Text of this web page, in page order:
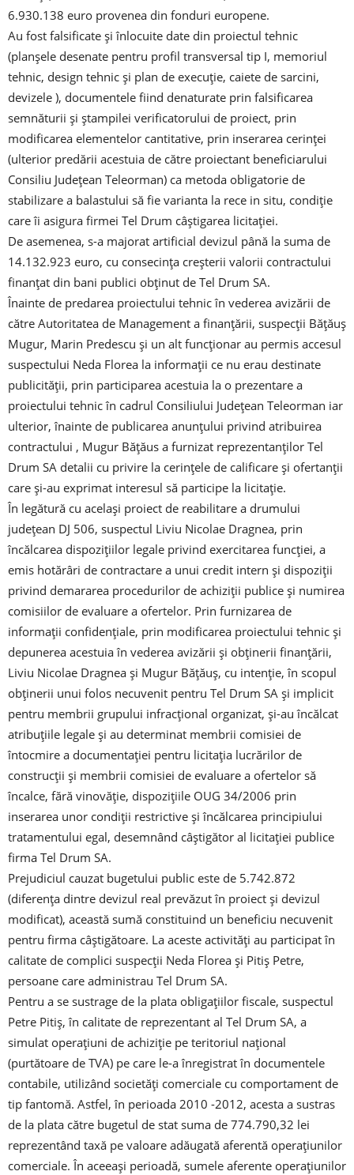
6.930.138 euro provenea din fonduri europene.
Au fost falsificate și înlocuite date din proiectul tehnic
(planșele desenate pentru profil transversal tip I, memoriul
tehnic, design tehnic și plan de execuție, caiete de sarcini,
devizele ), documentele fiind denaturate prin falsificarea
semnăturii și ștampilei verificatorului de proiect, prin
modificarea elementelor cantitative, prin inserarea cerinței
(ulterior predării acestuia de către proiectant beneficiarului
Consiliu Județean Teleorman) ca metoda obligatorie de
stabilizare a balastului să fie varianta la rece in situ, condiție
care îi asigura firmei Tel Drum câștigarea licitației.
De asemenea, s-a majorat artificial devizul până la suma de
14.132.923 euro, cu consecința creșterii valorii contractului
finanțat din bani publici obținut de Tel Drum SA.
Înainte de predarea proiectului tehnic în vederea avizării de
către Autoritatea de Management a finanțării, suspecții Bățăuș
Mugur, Marin Predescu și un alt funcționar au permis accesul
suspectului Neda Florea la informații ce nu erau destinate
publicității, prin participarea acestuia la o prezentare a
proiectului tehnic în cadrul Consiliului Județean Teleorman iar
ulterior, înainte de publicarea anunțului privind atribuirea
contractului , Mugur Bățăus a furnizat reprezentanților Tel
Drum SA detalii cu privire la cerințele de calificare și ofertanții
care și-au exprimat interesul să participe la licitație.
În legătură cu același proiect de reabilitare a drumului
județean DJ 506, suspectul Liviu Nicolae Dragnea, prin
încălcarea dispozițiilor legale privind exercitarea funcției, a
emis hotărâri de contractare a unui credit intern și dispoziții
privind demararea procedurilor de achiziții publice și numirea
comisiilor de evaluare a ofertelor. Prin furnizarea de
informații confidențiale, prin modificarea proiectului tehnic și
depunerea acestuia în vederea avizării și obținerii finanțării,
Liviu Nicolae Dragnea și Mugur Bățăuș, cu intenție, în scopul
obținerii unui folos necuvenit pentru Tel Drum SA și implicit
pentru membrii grupului infracțional organizat, și-au încălcat
atribuțiile legale și au determinat membrii comisiei de
întocmire a documentației pentru licitația lucrărilor de
construcții și membrii comisiei de evaluare a ofertelor să
încalce, fără vinovăție, dispozițiile OUG 34/2006 prin
inserarea unor condiții restrictive și încălcarea principiului
tratamentului egal, desemnând câștigător al licitației publice
firma Tel Drum SA.
Prejudiciul cauzat bugetului public este de 5.742.872
(diferența dintre devizul real prevăzut în proiect și devizul
modificat), această sumă constituind un beneficiu necuvenit
pentru firma câștigătoare. La aceste activități au participat în
calitate de complici suspecții Neda Florea și Pitiș Petre,
persoane care administrau Tel Drum SA.
Pentru a se sustrage de la plata obligațiilor fiscale, suspectul
Petre Pitiș, în calitate de reprezentant al Tel Drum SA, a
simulat operațiuni de achiziție pe teritoriul național
(purtătoare de TVA) pe care le-a înregistrat în documentele
contabile, utilizând societăți comerciale cu comportament de
tip fantomă. Astfel, în perioada 2010 -2012, acesta a sustras
de la plata către bugetul de stat suma de 774.790,32 lei
reprezentând taxă pe valoare adăugată aferentă operațiunilor
comerciale. În aceeași perioadă, sumele aferente operațiunilor